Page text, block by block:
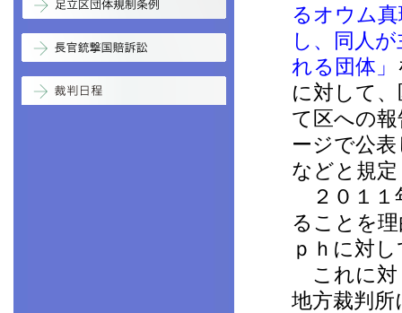
るオウム
し、同人
れる団体」
に対して
て区への
ージで公
などと規
２０１１
ることを
ｐｈに対
これに対
地方裁判